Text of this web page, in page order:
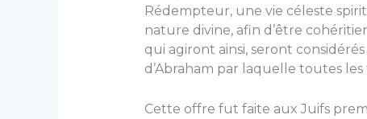
Rédempteur, une vie céleste
nature divine, afin d’être
qui agiront ainsi, seront
d’Abraham par laquelle toutes
Cette offre fut faite aux Juifs